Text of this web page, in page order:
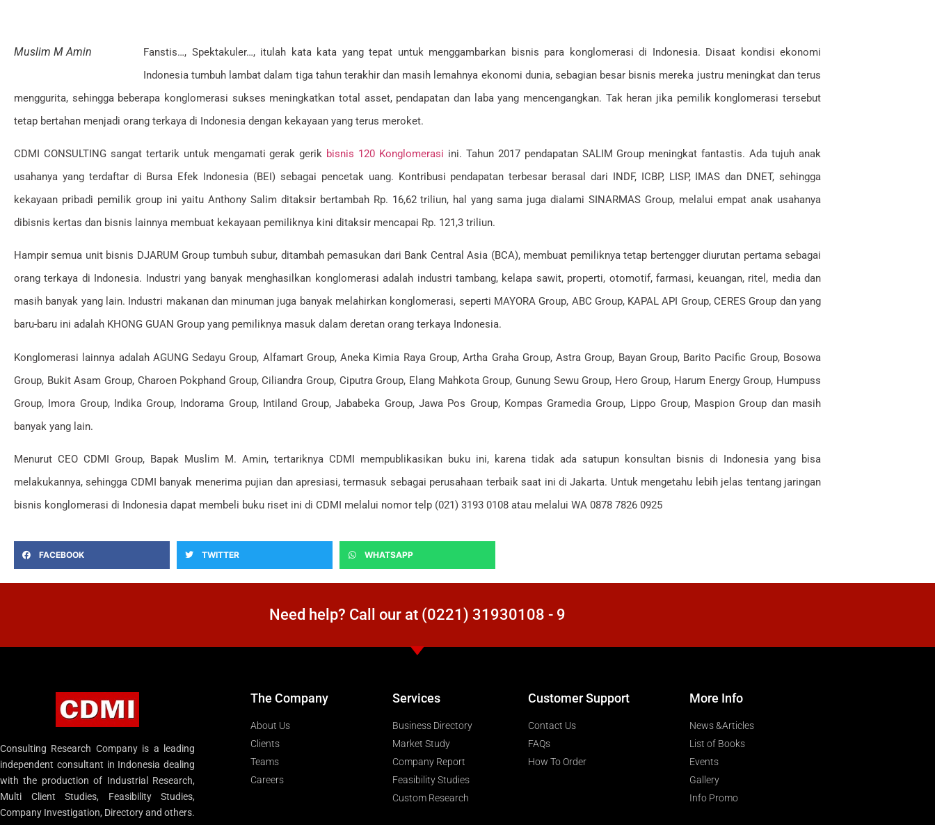
Muslim M Amin
Fanstis…, Spektakuler…, itulah kata kata yang tepat untuk menggambarkan bisnis para konglomerasi di Indonesia. Disaat kondisi ekonomi
Indonesia tumbuh lambat dalam tiga tahun terakhir dan masih lemahnya ekonomi dunia, sebagian besar bisnis mereka justru meningkat dan terus
menggurita, sehingga beberapa konglomerasi sukses meningkatkan total asset, pendapatan dan laba yang mencengangkan. Tak heran jika pemilik konglomerasi tersebut
tetap bertahan menjadi orang terkaya di Indonesia dengan kekayaan yang terus meroket.
CDMI CONSULTING sangat tertarik untuk mengamati gerak gerik bisnis 120 Konglomerasi ini. Tahun 2017 pendapatan SALIM Group meningkat fantastis. Ada tujuh anak
usahanya yang terdaftar di Bursa Efek Indonesia (BEI) sebagai pencetak uang. Kontribusi pendapatan terbesar berasal dari INDF, ICBP, LISP, IMAS dan DNET, sehingga
kekayaan pribadi pemilik group ini yaitu Anthony Salim ditaksir bertambah Rp. 16,62 triliun, hal yang sama juga dialami SINARMAS Group, melalui empat anak usahanya
dibisnis kertas dan bisnis lainnya membuat kekayaan pemiliknya kini ditaksir mencapai Rp. 121,3 triliun.
Hampir semua unit bisnis DJARUM Group tumbuh subur, ditambah pemasukan dari Bank Central Asia (BCA), membuat pemiliknya tetap bertengger diurutan pertama sebagai
orang terkaya di Indonesia. Industri yang banyak menghasilkan konglomerasi adalah industri tambang, kelapa sawit, properti, otomotif, farmasi, keuangan, ritel, media dan
masih banyak yang lain. Industri makanan dan minuman juga banyak melahirkan konglomerasi, seperti MAYORA Group, ABC Group, KAPAL API Group, CERES Group dan yang
baru-baru ini adalah KHONG GUAN Group yang pemiliknya masuk dalam deretan orang terkaya Indonesia.
Konglomerasi lainnya adalah AGUNG Sedayu Group, Alfamart Group, Aneka Kimia Raya Group, Artha Graha Group, Astra Group, Bayan Group, Barito Pacific Group, Bosowa
Group, Bukit Asam Group, Charoen Pokphand Group, Ciliandra Group, Ciputra Group, Elang Mahkota Group, Gunung Sewu Group, Hero Group, Harum Energy Group, Humpuss
Group, Imora Group, Indika Group, Indorama Group, Intiland Group, Jababeka Group, Jawa Pos Group, Kompas Gramedia Group, Lippo Group, Maspion Group dan masih
banyak yang lain.
Menurut CEO CDMI Group, Bapak Muslim M. Amin, tertariknya CDMI mempublikasikan buku ini, karena tidak ada satupun konsultan bisnis di Indonesia yang bisa
melakukannya, sehingga CDMI banyak menerima pujian dan apresiasi, termasuk sebagai perusahaan terbaik saat ini di Jakarta. Untuk mengetahu lebih jelas tentang jaringan
bisnis konglomerasi di Indonesia dapat membeli buku riset ini di CDMI melalui nomor telp (021) 3193 0108 atau melalui WA 0878 7826 0925
FACEBOOK TWITTER WHATSAPP
Need help? Call our at (0221) 31930108 - 9
Consulting Research Company is a leading
independent consultant in Indonesia dealing
with the production of Industrial Research,
Multi Client Studies, Feasibility Studies,
Company Investigation, Directory and others.
The Company
About Us
Clients
Teams
Careers
Services
Business Directory
Market Study
Company Report
Feasibility Studies
Custom Research
Customer Support
Contact Us
FAQs
How To Order
More Info
News &Articles
List of Books
Events
Gallery
Info Promo